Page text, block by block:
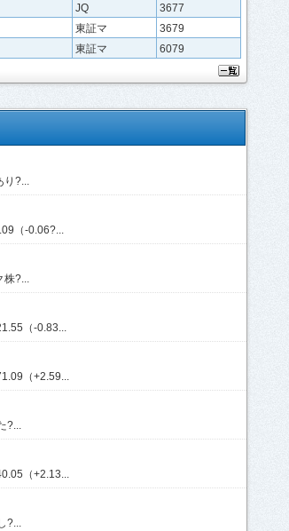
JQ
3677
東証マ
3679
東証マ 6079
り?...
（-0.06?...
株?...
（-0.83...
（+2.59...
?...
（+2.13...
?...